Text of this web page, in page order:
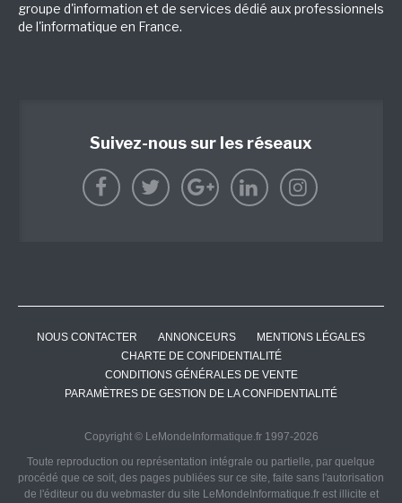
groupe d'information et de services dédié aux professionnels
de l'informatique en France.
Suivez-nous sur les réseaux
NOUS CONTACTER ANNONCEURS
MENTIONS LÉGALES
CHARTE DE CONFIDENTIALITÉ
CONDITIONS GÉNÉRALES DE VENTE
PARAMÈTRES DE GESTION DE LA CONFIDENTIALITÉ
Copyright © LeMondeInformatique.fr 1997-2026
Toute reproduction ou représentation intégrale ou partielle, par quelque
procédé que ce soit, des pages publiées sur ce site, faite sans l'autorisation
de l'éditeur ou du webmaster du site LeMondeInformatique.fr est illicite et